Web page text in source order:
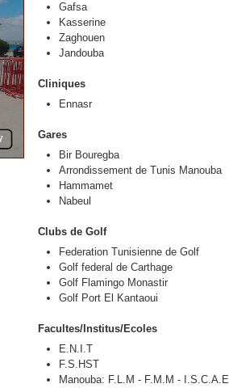
Gafsa
Kasserine
Zaghouen
Jandouba
Cliniques
Ennasr
Gares
Bir Bouregba
Arrondissement de Tunis Manouba
Hammamet
Nabeul
Clubs de Golf
Federation Tunisienne de Golf
Golf federal de Carthage
Golf Flamingo Monastir
Golf Port El Kantaoui
Facultes/Institus/Ecoles
E.N.I.T
F.S.HST
Manouba: F.L.M - F.M.M - I.S.C.A.E